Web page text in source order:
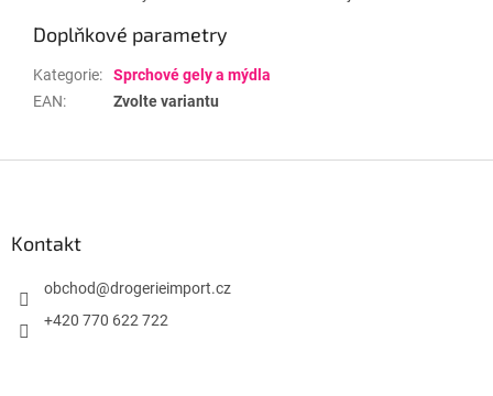
Doplňkové parametry
Kategorie:
Sprchové gely a mýdla
EAN: Zvolte variantu
Kontakt
obchod@drogerieimport.cz
+420 770 622 722